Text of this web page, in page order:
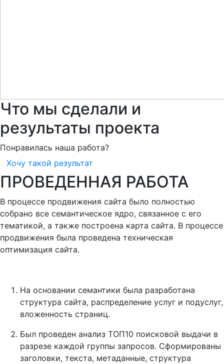
Что мы сделали и
результаты проекта
Понравилась наша работа?
Хочу такой результат
ПРОВЕДЕННАЯ РАБОТА
В процессе продвижения сайта было полностью
собрано все семантическое ядро, связанное с его
тематикой, а также построена карта сайта. В процессе
продвижения была проведена техническая
оптимизация сайта.
На основании семантики была разработана
структура сайта, распределение услуг и подуслуг,
вложенность страниц.
Был проведен анализ ТОП10 поисковой выдачи в
разрезе каждой группы запросов. Сформированы
заголовки, текста, метаданные, структура